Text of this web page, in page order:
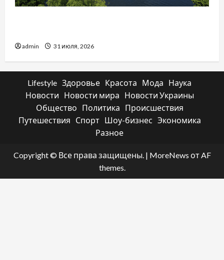
admin 31 июля, 2026
Lifestyle Здоровье Красота Мода
Наука
Новости
Новости мира
Новости Украины
Общество
Политика
Происшествия
Путешествия
Спорт Шоу-бизнес Экономика
Разное
Copyright © Все права защищены. | MoreNews от AF
themes.